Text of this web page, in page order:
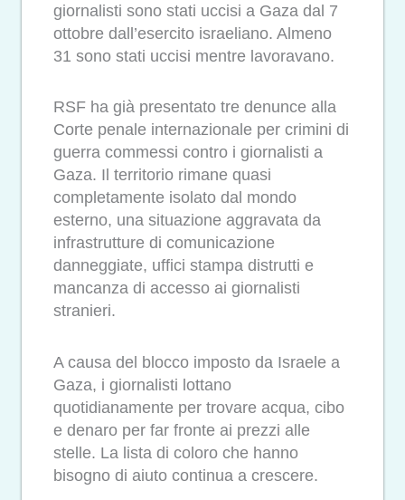
giornalisti sono stati uccisi a Gaza dal 7
ottobre dall’esercito israeliano. Almeno
31 sono stati uccisi mentre lavoravano.
RSF ha già presentato tre denunce alla
Corte penale internazionale per crimini di
guerra commessi contro i giornalisti a
Gaza. Il territorio rimane quasi
completamente isolato dal mondo
esterno, una situazione aggravata da
infrastrutture di comunicazione
danneggiate, uffici stampa distrutti e
mancanza di accesso ai giornalisti
stranieri.
A causa del blocco imposto da Israele a
Gaza, i giornalisti lottano
quotidianamente per trovare acqua, cibo
e denaro per far fronte ai prezzi alle
stelle. La lista di coloro che hanno
bisogno di aiuto continua a crescere.